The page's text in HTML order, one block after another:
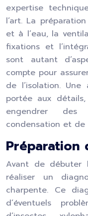
expertise
l’art. La
et à l’eau, la
fixations et
sont autant
compte pour
de l’isolation.
portée aux
engendrer des
condensation et
Préparation
Avant de débuter
réaliser un
charpente. Ce
d’éventuels